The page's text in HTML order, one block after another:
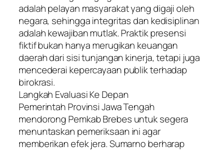
adalah pelayan masyarakat yang digaji oleh
negara, sehingga integritas dan kedisiplinan
adalah kewajiban mutlak. Praktik presensi
fiktif bukan hanya merugikan keuangan
daerah dari sisi tunjangan kinerja, tetapi juga
mencederai kepercayaan publik terhadap
birokrasi.
​Langkah Evaluasi Ke Depan
​Pemerintah Provinsi Jawa Tengah
mendorong Pemkab Brebes untuk segera
menuntaskan pemeriksaan ini agar
memberikan efek jera. Sumarno berharap